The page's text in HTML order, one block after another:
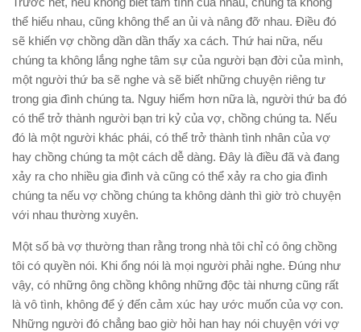
thể hiểu nhau, cũng không thể an ủi và nâng đỡ nhau. Điều đó
sẽ khiến vợ chồng dần dần thấy xa cách. Thứ hai nữa, nếu
chúng ta không lắng nghe tâm sự của người bạn đời của mình,
một người thứ ba sẽ nghe và sẽ biết những chuyện riêng tư
trong gia đình chúng ta. Nguy hiểm hơn nữa là, người thứ ba đó
có thể trở thành người bạn tri kỷ của vợ, chồng chúng ta. Nếu
đó là một người khác phái, có thể trở thành tình nhân của vợ
hay chồng chúng ta một cách dễ dàng. Đây là điều đã và đang
xảy ra cho nhiều gia đình và cũng có thể xảy ra cho gia đình
chúng ta nếu vợ chồng chúng ta không dành thì giờ trò chuyện
với nhau thường xuyên.
Một số bà vợ thường than rằng trong nhà tôi chỉ có ông chồng
tôi có quyền nói. Khi ổng nói là mọi người phải nghe. Đúng như
vậy, có những ông chồng không những độc tài nhưng cũng rất
là vô tình, không để ý đến cảm xúc hay ước muốn của vợ con.
Những người đó chẳng bao giờ hỏi han hay nói chuyện với vợ